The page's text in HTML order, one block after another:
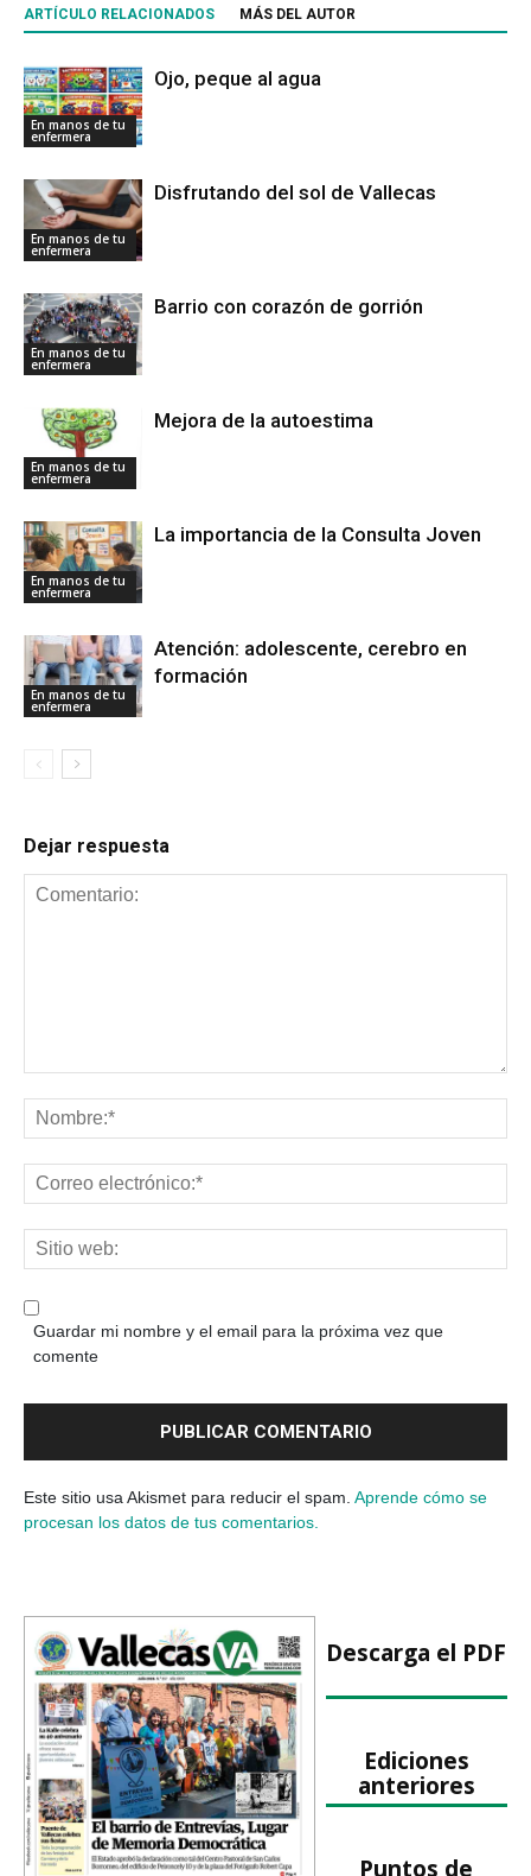
ARTÍCULO RELACIONADOS MÁS DEL AUTOR
En manos de tu
enfermera
Ojo, peque al agua
En manos de tu
enfermera
Disfrutando del sol de Vallecas
En manos de tu
enfermera
Barrio con corazón de gorrión
En manos de tu
enfermera
Mejora de la autoestima
En manos de tu
enfermera
La importancia de la Consulta Joven
En manos de tu
enfermera
Atención: adolescente, cerebro en
formación
Dejar respuesta
Guardar mi nombre y el email para la próxima vez que
comente
Este sitio usa Akismet para reducir el spam. Aprende cómo se
procesan los datos de tus comentarios.
Descarga el PDF
Ediciones
anteriores
Puntos de